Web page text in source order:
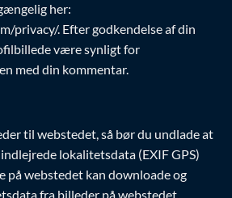
her:
privacy/. Efter godkendelse af din
være synligt for
med din kommentar.
til webstedet, så bør du undlade at
lokalitetsdata (EXIF GPS)
på webstedet kan downloade og
fra billeder på webstedet.